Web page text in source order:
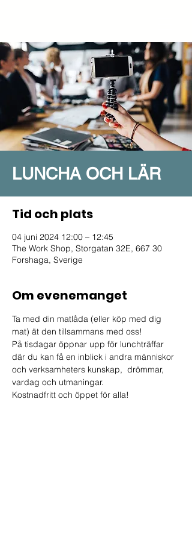
LUNCHA OCH LÄR
Tid och plats
04 juni 2024 12:00 – 12:45
The Work Shop, Storgatan 32E, 667 30
Forshaga, Sverige
Om evenemanget
Ta med din matlåda (eller köp med dig
mat) ät den tillsammans med oss!
På tisdagar öppnar upp för lunchträffar
där du kan få en inblick i andra människor
och verksamheters kunskap,  drömmar,
vardag och utmaningar.
Kostnadfritt och öppet för alla!